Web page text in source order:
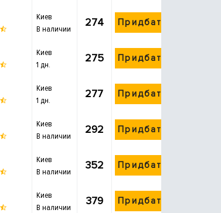
Киев
В наличии
274 Придбати
Киев
1 дн.
275 Придбати
Киев
1 дн.
277 Придбати
Киев
В наличии
292 Придбати
Киев
В наличии
352 Придбати
Киев
В наличии
379 Придбати